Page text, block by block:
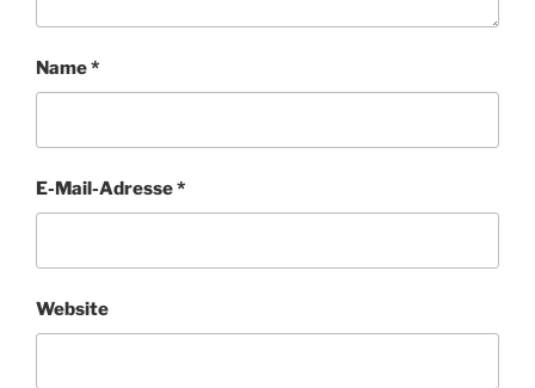
Name*
E-Mail-Adresse*
Website